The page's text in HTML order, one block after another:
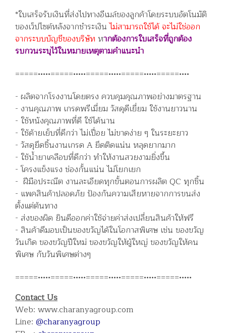
*ใบเสร็จรับเงินที่ส่งไปทางอีเมล์ของลูกค้าโดยระบบอัตโนมัติ
ของเว็ปไซต์หลังจากชำระเงินไม่สามารถใช้ได้ จะไม่ใช่ออก
จากระบบบัญชีของบริษัท หากต้องการใบเสร็จที่ถูกต้อง
รบกวนระบุไว้ในหมายเหตุตามคำแนะนำ
=====•••••=====•••••=====•••••=====•••••=====••••
- ผลิตจากโรงงานโดยตรง ควบคุมคุณภาพอย่างมาตรฐาน
- งานคุณภาพ เกรดพรีเมี่ยม วัสดุดีเยี่ยม ใช้งานยาวนาน
- ใช้หนังคุณภาพที่ดี ใช้ได้นาน
- ใช้ด้ายเย็บที่ดีกว่า ไม่เปื่อย ไม่ขาดง่าย ๆ ในระยะยาว
- วัสดุยึดชิ้นงานเกรด A ยึดติดแน่น หลุดยากมาก
- ใช้น้ำยาเคลือบที่ดีกว่า ทำให้งานสวยงามยิ่งขึ้น
- โครงแข็งแรง ช่องกั้นแน่น ไม่โยกเยก
- ฝีมือประณีต งานละเอียดทุกขั้นตอนการผลิต QC ทุกชิ้น
- แพคสินค้าปลอดภัย ป้องกันความเสียหายจากการขนส่ง
ตั้งแต่ต้นทาง
- ส่งของผิด ยินดีออกค่าใช้จ่ายค่าส่งเปลี่ยนสินค้าให้ฟรี
- สินค้าดีมอบเป็นของขวัญได้ในโอกาสพิเศษ เช่น ของขวัญ
วันเกิด ของขวัญปีใหม่ ของขวัญให้ผู้ใหญ่ ของขวัญให้คน
พิเศษ กับวันพิเศษต่างๆ
=====•••••=====•••••=====•••••=====•••••=====•••••
Contact Us
Web: www.charanyagroup.com
Line: @charanyagroup